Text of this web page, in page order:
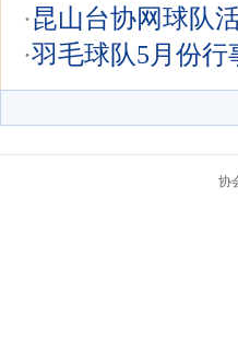
·昆山台协网球队
·羽毛球队5月份行
协